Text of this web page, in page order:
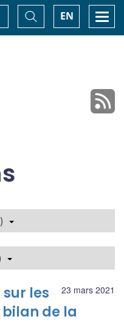
EN
Basculer
la
recherche
23 mars 2021
les
de la